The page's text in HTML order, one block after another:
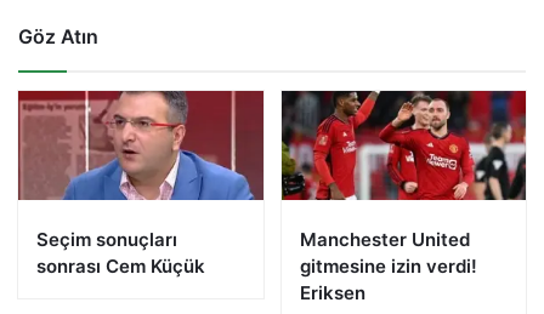
Göz Atın
Seçim sonuçları
sonrası Cem Küçük
Manchester United
gitmesine izin verdi!
Eriksen